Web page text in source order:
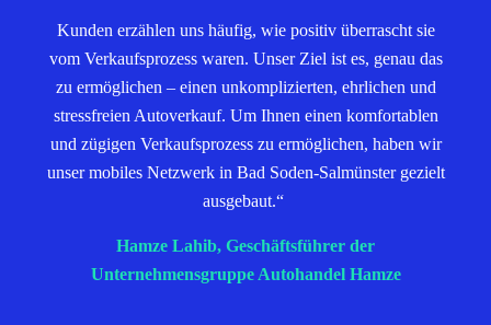
Kunden erzählen uns häufig, wie positiv überrascht sie
vom Verkaufsprozess waren. Unser Ziel ist es, genau das
zu ermöglichen – einen unkomplizierten, ehrlichen und
stressfreien Autoverkauf. Um Ihnen einen komfortablen
und zügigen Verkaufsprozess zu ermöglichen, haben wir
unser mobiles Netzwerk in Bad Soden-Salmünster gezielt
ausgebaut.“
Hamze Lahib, Geschäftsführer der
Unternehmensgruppe Autohandel Hamze